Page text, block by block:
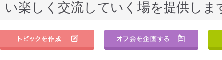
い楽しく交流していく場を提供しま